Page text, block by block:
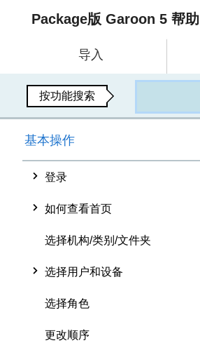
Package版 Garoon 5 帮助
导入
按功能搜索
基本操作
登录
如何查看首页
选择机构/类别/文件夹
选择用户和设备
选择角色
更改顺序